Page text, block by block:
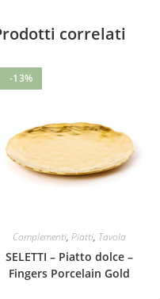
correlati
-13%
Complementi,Piatti, Tavola
SELETTI – Piatto dolce –
Fingers Porcelain Gold